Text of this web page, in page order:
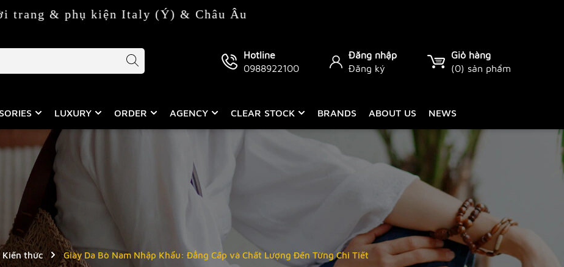
Italy (Ý) & Châu Âu
Hotline
0988922100
Đăng nhập
Đăng ký
Giỏ hàng
(0) sản phẩm
LUXURY ORDER AGENCY CLEAR STOCK BRANDS ABOUT US NEWS
Kiến thức Giày Da Bò Nam Nhập Khẩu: Đẳng Cấp và Chất Lượng Đến Từng Chi Tiết